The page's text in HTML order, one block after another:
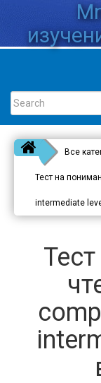
Тест на
intermediate